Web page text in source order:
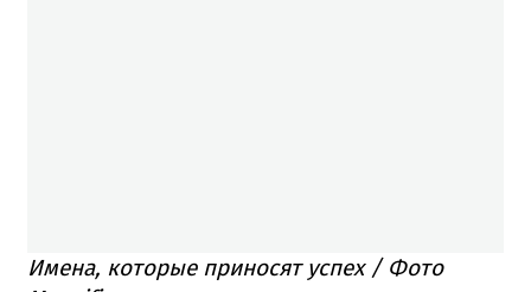
Имена, которые приносят успех / Фото